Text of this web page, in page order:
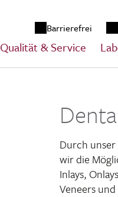
zum Inhalt springen
Barrierefrei
Qualität & Service
Durch unser
wir die
Inlays,
Veneers